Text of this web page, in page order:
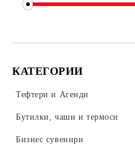
КАТЕГОРИИ
Тефтери и Агенди
ALICANTE
TREND
Бутилки, чаши и термоси
Бутилки
Бизнес сувенири